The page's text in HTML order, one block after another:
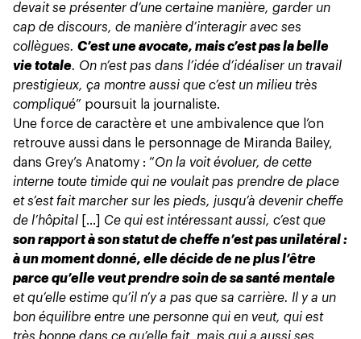
devait se présenter d’une certaine manière, garder un
cap de discours, de manière d’interagir avec ses
collègues. C’est une avocate, mais c’est pas la belle
vie totale. On n’est pas dans l’idée d’idéaliser un travail
prestigieux, ça montre aussi que c’est un milieu très
compliqué” poursuit la journaliste.
Une force de caractère et une ambivalence que l’on
retrouve aussi dans le personnage de Miranda Bailey,
dans Grey’s Anatomy : “On la voit évoluer, de cette
interne toute timide qui ne voulait pas prendre de place
et s’est fait marcher sur les pieds, jusqu’à devenir cheffe
de l’hôpital […] Ce qui est intéressant aussi, c’est que
son rapport à son statut de cheffe n’est pas unilatéral :
à un moment donné, elle décide de ne plus l’être
parce qu’elle veut prendre soin de sa santé mentale
et qu’elle estime qu’il n’y a pas que sa carrière. Il y a un
bon équilibre entre une personne qui en veut, qui est